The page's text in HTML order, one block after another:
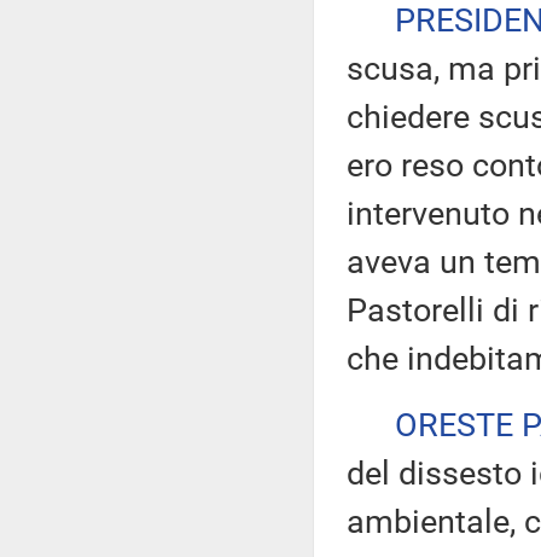
scusa, ma
chiedere
ero reso
intervenuto
aveva un
Pastorelli di
che
ORESTE
del dissesto
ambientale,